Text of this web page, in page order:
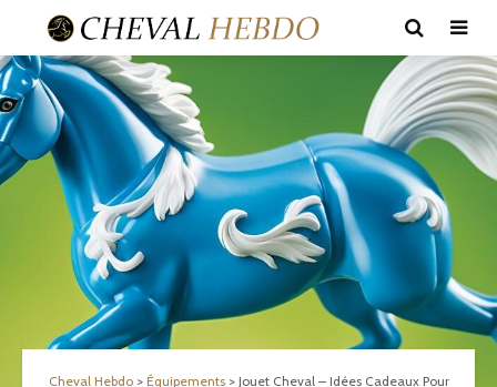
Cheval Hebdo> Équipements> Jouet Cheval – Idées Cadeaux Pour